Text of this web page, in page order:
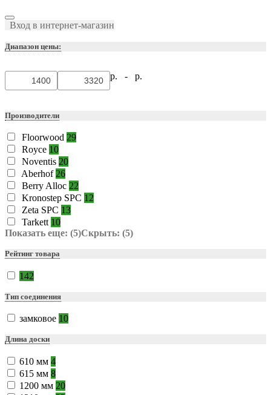
Вход в интернет-магазин
Диапазон цены:
р. - р.
Производители
Floorwood 29
Royce 10
Noventis 20
Aberhof 26
Berry Alloc 22
Kronostep SPC 12
Zeta SPC 13
Tarkett 10
Показать еще: (5)Скрыть: (5)
Рейтинг товара
142
Тип соединения
замковое 10
Длина доски
610 мм 4
615 мм 8
1200 мм 20